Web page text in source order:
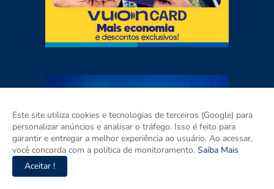
Este site utiliza cookies e tecnologias de terceiros (Google) para
personalizar anúncios e analisar o tráfego. Isso é feito para
garantir e entregar a melhor experiência ao usuário. Ao acessar,
você concorda com a política de monitoramento. Saiba Mais
Aceitar !